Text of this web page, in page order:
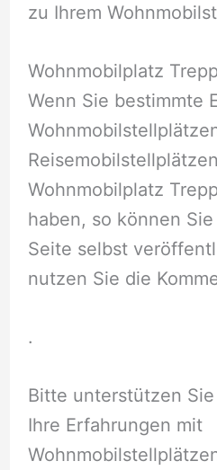
zu Ihrem
Wohnmobilplatz
Wenn Sie bestimmte
Wohnmobilplatz
haben, so können
Seite selbst
nutzen Sie die
.
Bitte unterstützen
Ihre Erfahrungen mit